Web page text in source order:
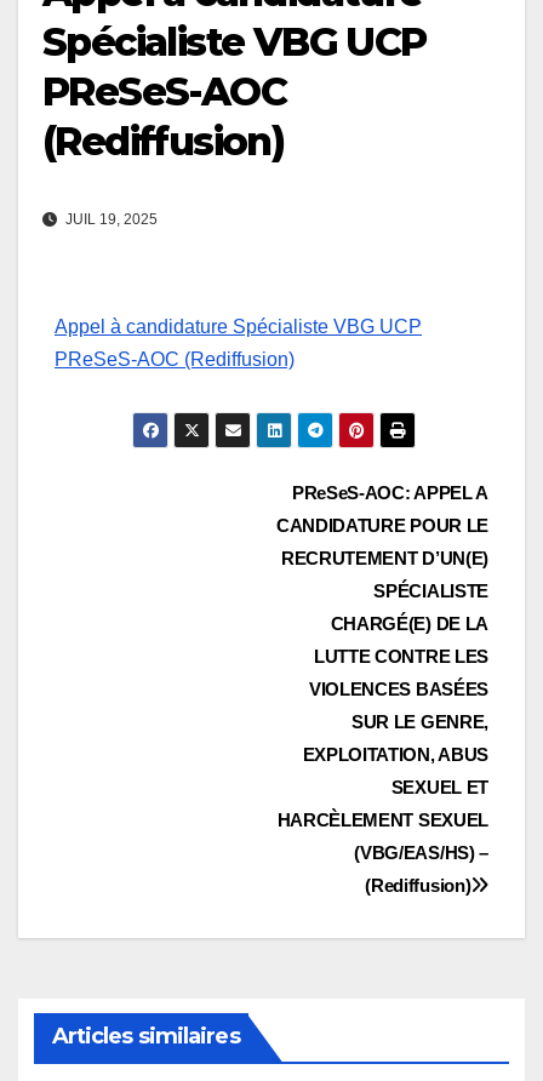
Spécialiste VBG UCP
PReSeS-AOC
(Rediffusion)
JUIL 19, 2025
Appel à candidature Spécialiste VBG UCP
PReSeS-AOC (Rediffusion)
PReSeS-AOC: APPEL A
CANDIDATURE POUR LE
RECRUTEMENT D’UN(E)
SPÉCIALISTE
CHARGÉ(E) DE LA
LUTTE CONTRE LES
VIOLENCES BASÉES
SUR LE GENRE,
EXPLOITATION, ABUS
SEXUEL ET
HARCÈLEMENT SEXUEL
(VBG/EAS/HS) –
(Rediffusion)
Articles similaires